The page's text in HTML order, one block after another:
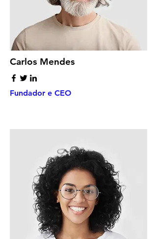
Carlos Mendes
Fundador e CEO